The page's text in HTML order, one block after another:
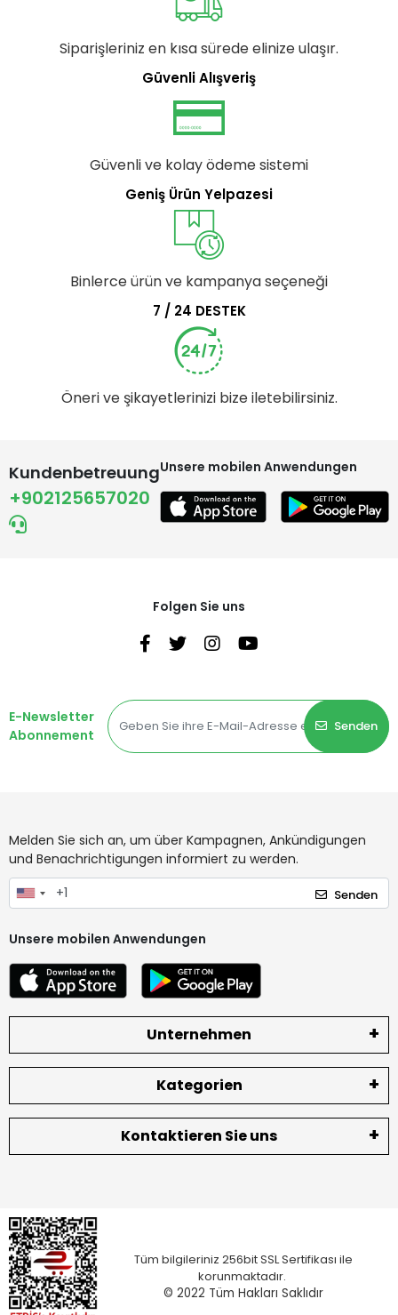
Siparişleriniz en kısa sürede elinize ulaşır.
Güvenli Alışveriş
Güvenli ve kolay ödeme sistemi
Geniş Ürün Yelpazesi
Binlerce ürün ve kampanya seçeneği
7 / 24 DESTEK
Öneri ve şikayetlerinizi bize iletebilirsiniz.
Kundenbetreuung
+902125657020
Unsere mobilen Anwendungen
Folgen Sie uns
E-Newsletter
Abonnement
Senden
Melden Sie sich an, um über Kampagnen, Ankündigungen
und Benachrichtigungen informiert zu werden.
Senden
Unsere mobilen Anwendungen
Unternehmen
Kategorien
Kontaktieren Sie uns
Tüm bilgileriniz 256bit SSL Sertifikası ile
korunmaktadır.
© 2022 Tüm Hakları Saklıdır